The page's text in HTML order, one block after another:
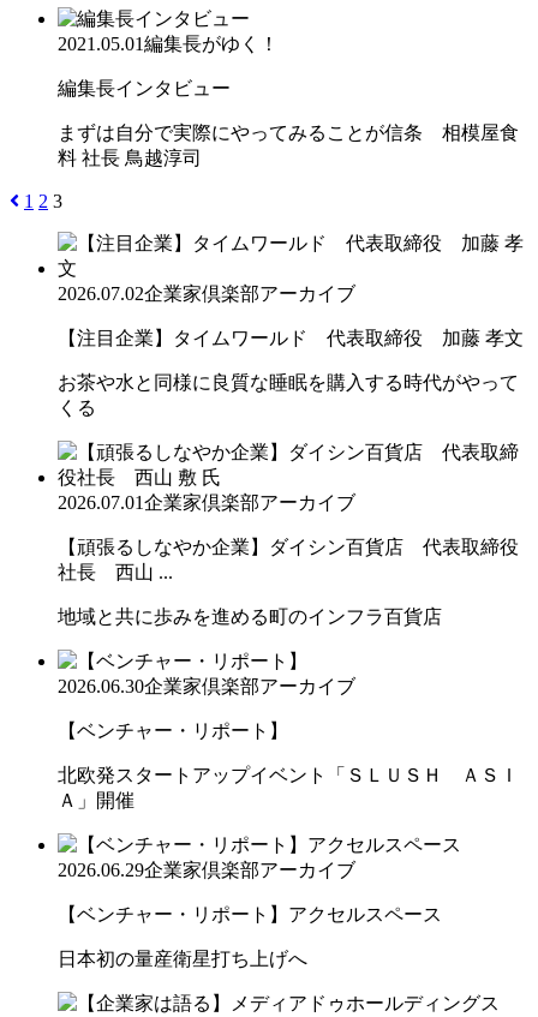
2021.05.01編集長がゆく！
編集長インタビュー
まずは自分で実際にやってみることが信条 相模屋食
料 社長 鳥越淳司
1 2 3
2026.07.02企業家倶楽部アーカイブ
【注目企業】タイムワールド 代表取締役 加藤 孝文
お茶や水と同様に良質な睡眠を購入する時代がやって
くる
2026.07.01企業家倶楽部アーカイブ
【頑張るしなやか企業】ダイシン百貨店 代表取締役
社長 西山 ...
地域と共に歩みを進める町のインフラ百貨店
2026.06.30企業家倶楽部アーカイブ
【ベンチャー・リポート】
北欧発スタートアップイベント「ＳＬＵＳＨ ＡＳＩ
Ａ」開催
2026.06.29企業家倶楽部アーカイブ
【ベンチャー・リポート】アクセルスペース
日本初の量産衛星打ち上げへ